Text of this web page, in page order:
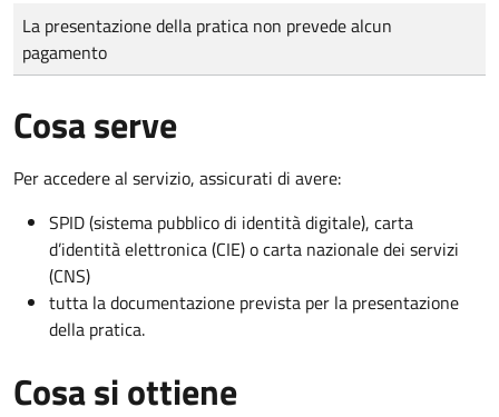
Tipo di pagamento
Importo
La presentazione della pratica non prevede alcun
pagamento
Cosa serve
Per accedere al servizio, assicurati di avere:
SPID (sistema pubblico di identità digitale), carta
d’identità elettronica (CIE) o carta nazionale dei servizi
(CNS)
tutta la documentazione prevista per la presentazione
della pratica.
Cosa si ottiene